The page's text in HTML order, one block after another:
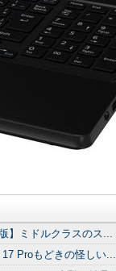
版】ミドルクラスのス...
Proもどきの怪しい...